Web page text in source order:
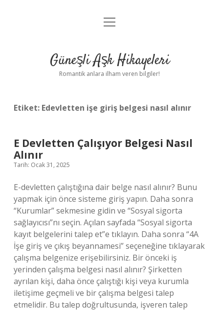
Anasayfa
Yasal Uyarı
menüyü
Güneşli Aşk Hikayeleri
Romantik anlara ilham veren bilgiler!
Etiket: Edevletten işe giriş belgesi nasıl alınır
E Devletten Çalışıyor Belgesi Nasıl
Alınır
Tarih: Ocak 31, 2025
E-devletten çalıştığına dair belge nasıl alınır? Bunu
yapmak için önce sisteme giriş yapın. Daha sonra
“Kurumlar” sekmesine gidin ve “Sosyal sigorta
sağlayıcısı”nı seçin. Açılan sayfada “Sosyal sigorta
kayıt belgelerini talep et”e tıklayın. Daha sonra “4A
İşe giriş ve çıkış beyannamesi” seçeneğine tıklayarak
çalışma belgenize erişebilirsiniz. Bir önceki iş
yerinden çalışma belgesi nasıl alınır? Şirketten
ayrılan kişi, daha önce çalıştığı kişi veya kurumla
iletişime geçmeli ve bir çalışma belgesi talep
etmelidir. Bu talep doğrultusunda, işveren talep